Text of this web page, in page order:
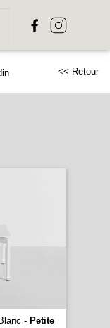
<< Retour
- Petite